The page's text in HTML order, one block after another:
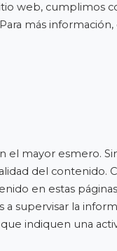
web, cumplimos
más
el mayor esmero.
del contenido.
en estas
supervisar la
indiquen una